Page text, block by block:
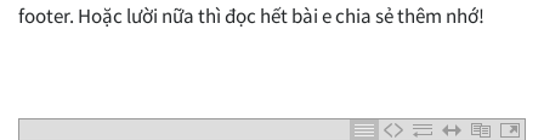
footer. Hoặc lười nữa thì đọc hết bài e chia sẻ thêm nhớ!